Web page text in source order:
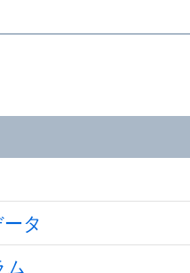
タ
ム